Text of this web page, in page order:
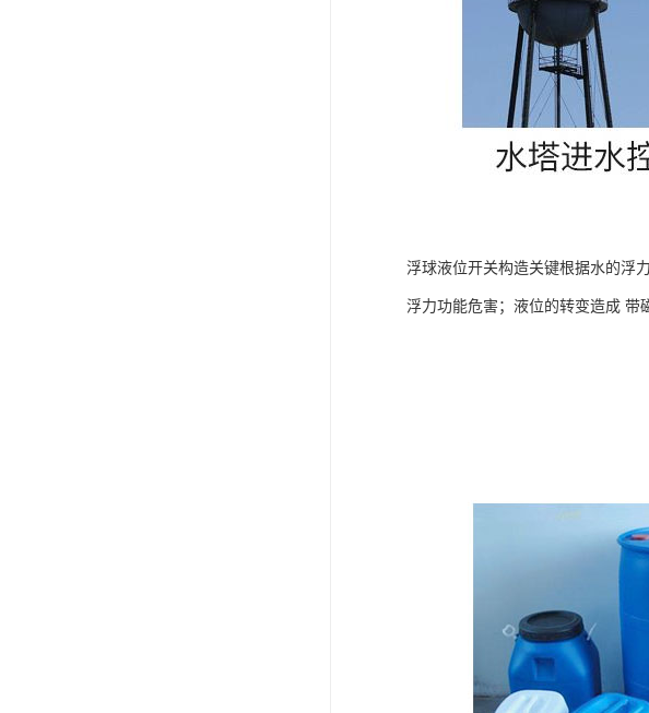
浮球液位开关构造关键根据水的浮
浮力功能危害；液位的转变造成 带